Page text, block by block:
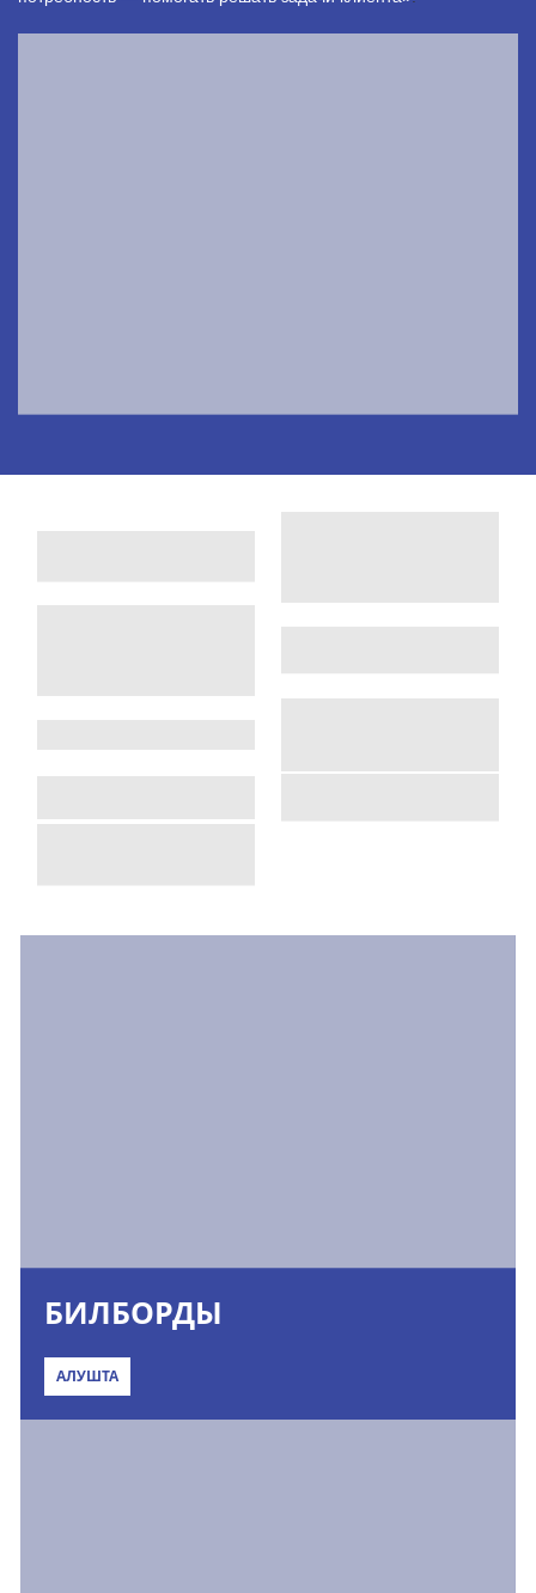
БИЛБОРДЫ
АЛУШТА